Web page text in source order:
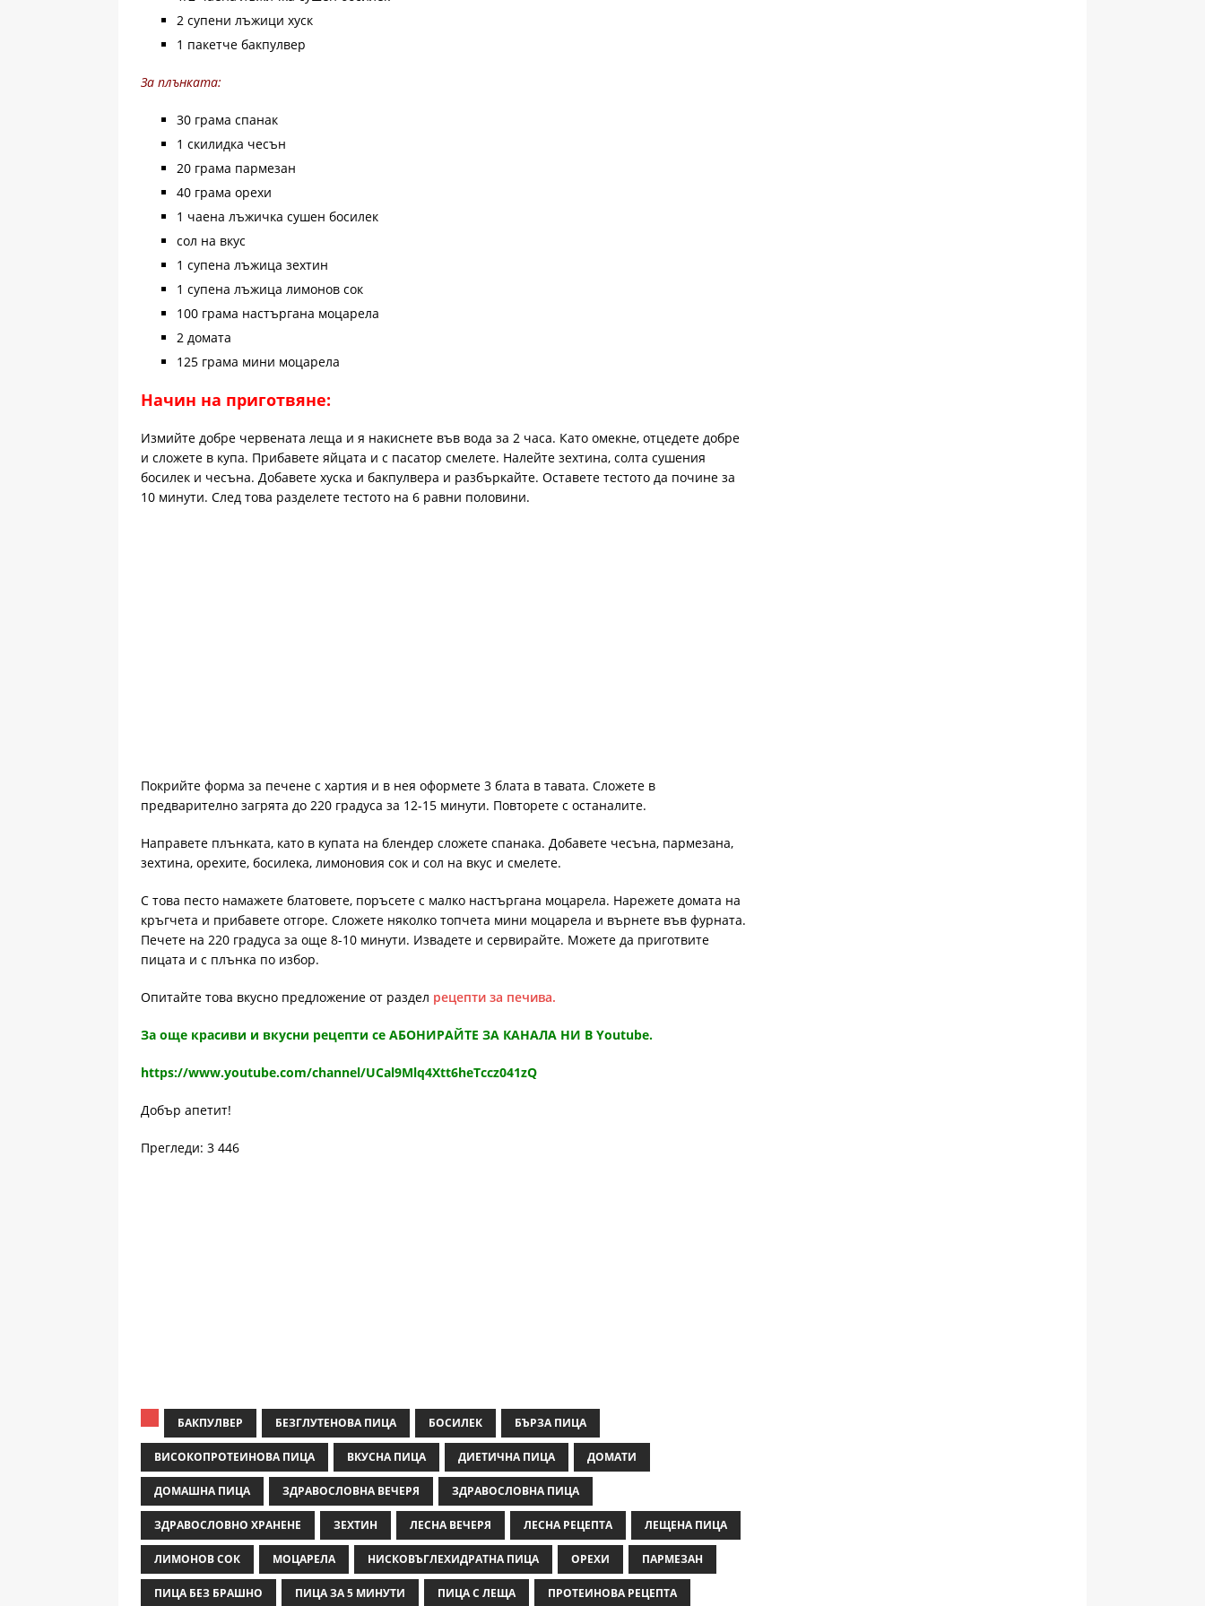
2 супени лъжици хуск
1 пакетче бакпулвер
За плънката:
30 грама спанак
1 скилидка чесън
20 грама пармезан
40 грама орехи
1 чаена лъжичка сушен босилек
сол на вкус
1 супена лъжица зехтин
1 супена лъжица лимонов сок
100 грама настъргана моцарела
2 домата
125 грама мини моцарела
Начин на приготвяне:
Измийте добре червената леща и я накиснете във вода за 2 часа. Като омекне, отцедете добре
и сложете в купа. Прибавете яйцата и с пасатор смелете. Налейте зехтина, солта сушения
босилек и чесъна. Добавете хуска и бакпулвера и разбъркайте. Оставете тестото да почине за
10 минути. След това разделете тестото на 6 равни половини.
Покрийте форма за печене с хартия и в нея оформете 3 блата в тавата. Сложете в
предварително загрята до 220 градуса за 12-15 минути. Повторете с останалите.
Направете плънката, като в купата на блендер сложете спанака. Добавете чесъна, пармезана,
зехтина, орехите, босилека, лимоновия сок и сол на вкус и смелете.
С това песто намажете блатовете, поръсете с малко настъргана моцарела. Нарежете домата на
кръгчета и прибавете отгоре. Сложете няколко топчета мини моцарела и върнете във фурната.
Печете на 220 градуса за още 8-10 минути. Извадете и сервирайте. Можете да приготвите
пицата и с плънка по избор.
Опитайте това вкусно предложение от раздел рецепти за печива.
За още красиви и вкусни рецепти се АБОНИРАЙТЕ ЗА КАНАЛА НИ В Youtube.
https://www.youtube.com/channel/UCal9Mlq4Xtt6heTccz041zQ
Добър апетит!
Прегледи: 3 446
БАКПУЛВЕР БЕЗГЛУТЕНОВА ПИЦА БОСИЛЕК БЪРЗА ПИЦА
ВИСОКОПРОТЕИНОВА ПИЦА ВКУСНА ПИЦА ДИЕТИЧНА ПИЦА ДОМАТИ
ДОМАШНА ПИЦА ЗДРАВОСЛОВНА ВЕЧЕРЯ ЗДРАВОСЛОВНА ПИЦА
ЗДРАВОСЛОВНО ХРАНЕНЕ ЗЕХТИН ЛЕСНА ВЕЧЕРЯ ЛЕСНА РЕЦЕПТА ЛЕЩЕНА ПИЦА
ЛИМОНОВ СОК МОЦАРЕЛА НИСКОВЪГЛЕХИДРАТНА ПИЦА ОРЕХИ ПАРМЕЗАН
ПИЦА БЕЗ БРАШНО ПИЦА ЗА 5 МИНУТИ ПИЦА С ЛЕЩА ПРОТЕИНОВА РЕЦЕПТА